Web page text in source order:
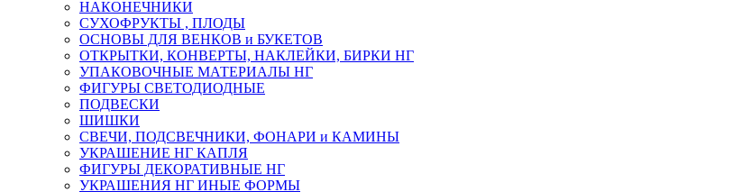
НАКОНЕЧНИКИ
СУХОФРУКТЫ , ПЛОДЫ
ОСНОВЫ ДЛЯ ВЕНКОВ и БУКЕТОВ
ОТКРЫТКИ, КОНВЕРТЫ, НАКЛЕЙКИ, БИРКИ НГ
УПАКОВОЧНЫЕ МАТЕРИАЛЫ НГ
ФИГУРЫ СВЕТОДИОДНЫЕ
ПОДВЕСКИ
ШИШКИ
СВЕЧИ, ПОДСВЕЧНИКИ, ФОНАРИ и КАМИНЫ
УКРАШЕНИЕ НГ КАПЛЯ
ФИГУРЫ ДЕКОРАТИВНЫЕ НГ
УКРАШЕНИЯ НГ ИНЫЕ ФОРМЫ